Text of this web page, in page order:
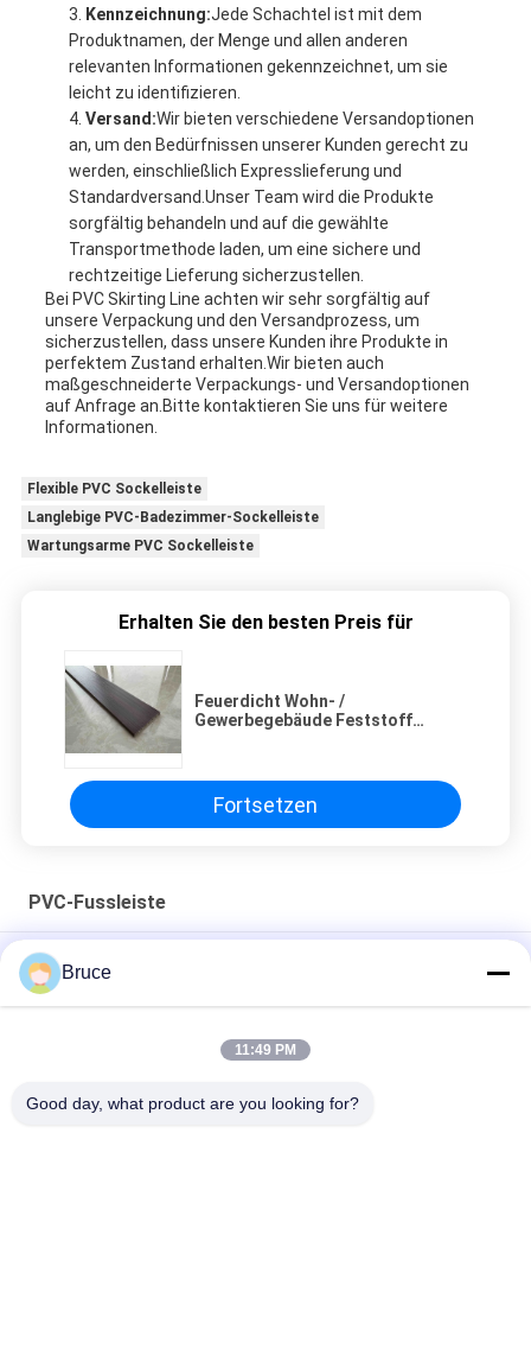
Kennzeichnung:Jede Schachtel ist mit dem
Produktnamen, der Menge und allen anderen
relevanten Informationen gekennzeichnet, um sie
leicht zu identifizieren.
Versand:Wir bieten verschiedene Versandoptionen
an, um den Bedürfnissen unserer Kunden gerecht zu
werden, einschließlich Expresslieferung und
Standardversand.Unser Team wird die Produkte
sorgfältig behandeln und auf die gewählte
Transportmethode laden, um eine sichere und
rechtzeitige Lieferung sicherzustellen.
Bei PVC Skirting Line achten wir sehr sorgfältig auf
unsere Verpackung und den Versandprozess, um
sicherzustellen, dass unsere Kunden ihre Produkte in
perfektem Zustand erhalten.Wir bieten auch
maßgeschneiderte Verpackungs- und Versandoptionen
auf Anfrage an.Bitte kontaktieren Sie uns für weitere
Informationen.
Flexible PVC Sockelleiste
Langlebige PVC-Badezimmer-Sockelleiste
Wartungsarme PVC Sockelleiste
Erhalten Sie den besten Preis für
Feuerdicht Wohn- /
Gewerbegebäude Feststoff
Fortsetzen
PVC-Fussleiste
8cm Breite Kunststoff-Skirtenbrett leicht zu reinigen Anti
Kratzer
Flexible PVC Skirting Line Anti Mold Environmentally Friendly
umweltfreundlich
Bruce
11:49 PM
Good day, what product are you looking for?